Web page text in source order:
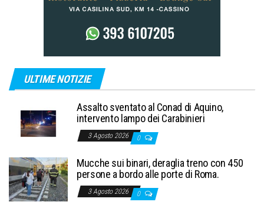
ULTIME NOTIZIE
Assalto sventato al Conad di Aquino,
intervento lampo dei Carabinieri
3 Agosto 2026 0
Mucche sui binari, deraglia treno con 450
persone a bordo alle porte di Roma.
3 Agosto 2026 0